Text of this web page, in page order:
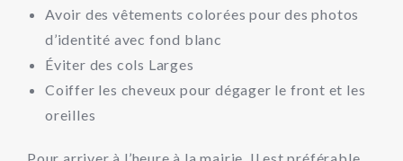
Avoir des vêtements colorées pour des photos
d’identité avec fond blanc
Éviter des cols Larges
Coiffer les cheveux pour dégager le front et les
oreilles